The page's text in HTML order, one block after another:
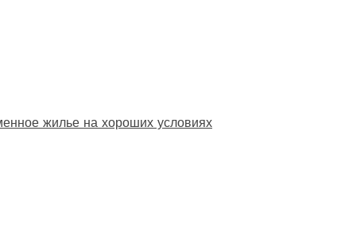
жилье на хороших условиях